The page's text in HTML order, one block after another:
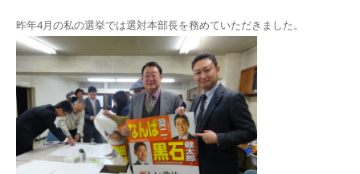
昨年4月の私の選挙では選対本部長を務めていただきました。